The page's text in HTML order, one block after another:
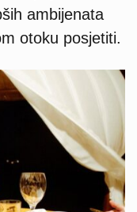
ambijenata
otoku posjetiti.